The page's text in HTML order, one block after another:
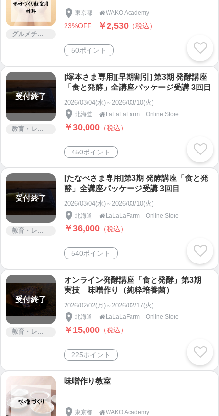
グルメチケット
東京都 WAKO Academy
23%OFF ￥2,530 （税込）
50ポイント
受付終了
教育・レッスン・講習
[塚本さま専用][早期割引] 第3期 発酵講座
「食と発酵」全講座パッケージ受講 3回目
2026/03/04(水)～2026/03/10(火)
北海道 LaLaLaFarm Online Store
￥30,000 （税込）
450ポイント
受付終了
教育・レッスン・講習
[たなべさま専用]第3期 発酵講座「食と発
酵」全講座パッケージ受講 3回目
2026/03/04(水)～2026/03/10(火)
北海道  LaLaLaFarm Online Store
￥36,000 （税込）
540ポイント
受付終了
教育・レッスン・講習
オンライン発酵講座「食と発酵」第3期
実技 味噌作り（純粋培養菌）
2026/02/02(月)～2026/02/17(火)
北海道  LaLaLaFarm Online Store
￥15,000 （税込）
225ポイント
味噌作り教室
東京都 WAKO Academy